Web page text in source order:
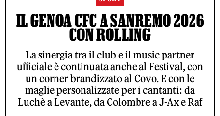
IL GENOA CFC A SANREMO 2026
CON ROLLING
La sinergia tra il club e il music partner
ufficiale è continuata anche al Festival, con
un corner brandizzato al Covo. E con le
maglie personalizzate per i cantanti: da
Luchè a Levante, da Colombre a J-Ax e Raf